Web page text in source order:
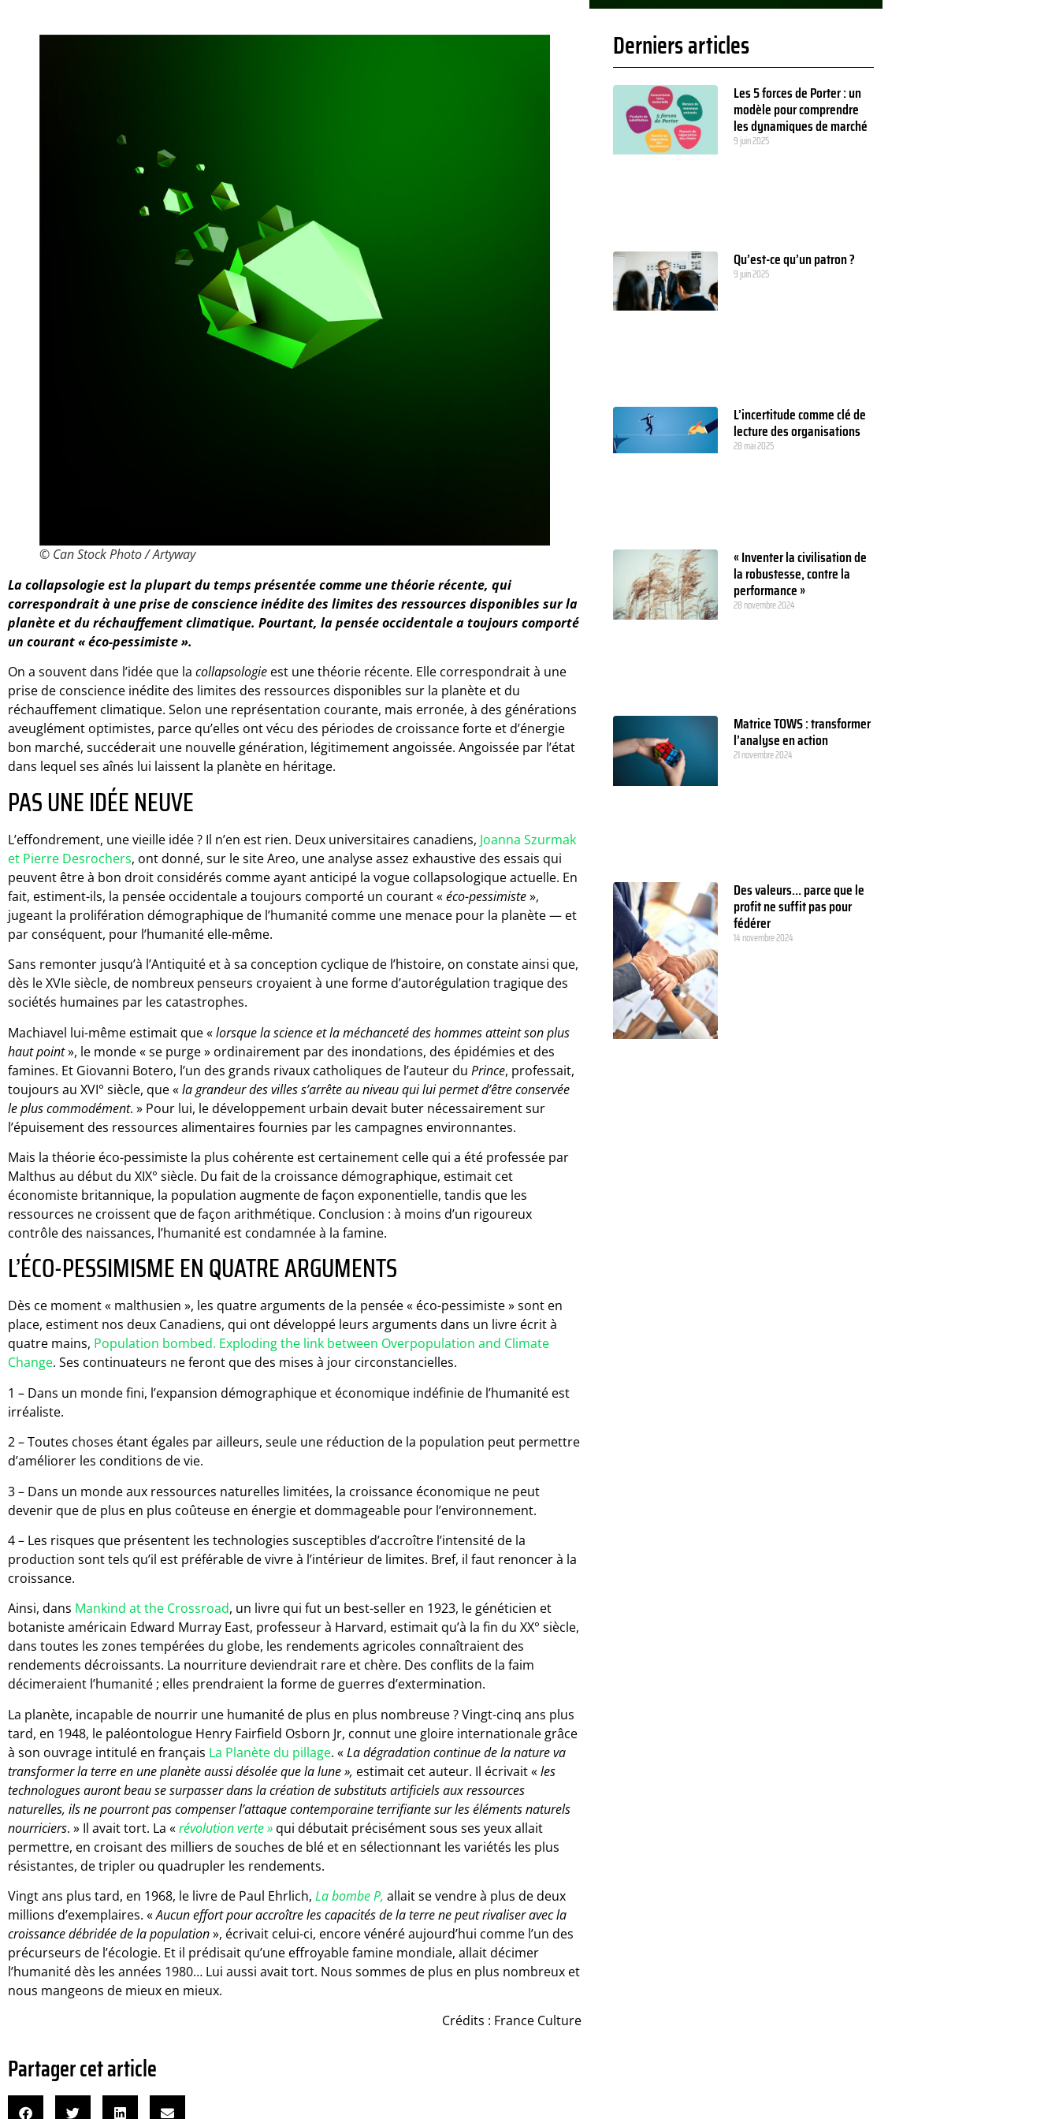
© Can Stock Photo / Artyway
La collapsologie est la plupart du temps présentée comme une théorie récente, qui
correspondrait à une prise de conscience inédite des limites des ressources disponibles sur la
planète et du réchauffement climatique. Pourtant, la pensée occidentale a toujours comporté
un courant « éco-pessimiste ».
On a souvent dans l’idée que la collapsologie est une théorie récente. Elle correspondrait à une
prise de conscience inédite des limites des ressources disponibles sur la planète et du
réchauffement climatique. Selon une représentation courante, mais erronée, à des générations
aveuglément optimistes, parce qu’elles ont vécu des périodes de croissance forte et d’énergie
bon marché, succéderait une nouvelle génération, légitimement angoissée. Angoissée par l’état
dans lequel ses aînés lui laissent la planète en héritage.
PAS UNE IDÉE NEUVE
L’effondrement, une vieille idée ? Il n’en est rien. Deux universitaires canadiens, Joanna Szurmak
et Pierre Desrochers, ont donné, sur le site Areo, une analyse assez exhaustive des essais qui
peuvent être à bon droit considérés comme ayant anticipé la vogue collapsologique actuelle. En
fait, estiment-ils, la pensée occidentale a toujours comporté un courant «éco-pessimiste»,
jugeant la prolifération démographique de l’humanité comme une menace pour la planète — et
par conséquent, pour l’humanité elle-même.
Sans remonter jusqu’à l’Antiquité et à sa conception cyclique de l’histoire, on constate ainsi que,
dès le XVIe siècle, de nombreux penseurs croyaient à une forme d’autorégulation tragique des
sociétés humaines par les catastrophes.
Machiavel lui-même estimait que «lorsque la science et la méchanceté des hommes atteint son plus
haut point», le monde « se purge » ordinairement par des inondations, des épidémies et des
famines. Et Giovanni Botero, l’un des grands rivaux catholiques de l’auteur du Prince, professait,
toujours au XVI° siècle, que «la grandeur des villes s’arrête au niveau qui lui permet d’être conservée
le plus commodément. » Pour lui, le développement urbain devait buter nécessairement sur
l’épuisement des ressources alimentaires fournies par les campagnes environnantes.
Mais la théorie éco-pessimiste la plus cohérente est certainement celle qui a été professée par
Malthus au début du XIX° siècle. Du fait de la croissance démographique, estimait cet
économiste britannique, la population augmente de façon exponentielle, tandis que les
ressources ne croissent que de façon arithmétique. Conclusion : à moins d’un rigoureux
contrôle des naissances, l’humanité est condamnée à la famine.
L’ÉCO-PESSIMISME EN QUATRE ARGUMENTS
Dès ce moment « malthusien », les quatre arguments de la pensée « éco-pessimiste » sont en
place, estiment nos deux Canadiens, qui ont développé leurs arguments dans un livre écrit à
quatre mains, Population bombed. Exploding the link between Overpopulation and Climate
Change. Ses continuateurs ne feront que des mises à jour circonstancielles.
1 – Dans un monde fini, l’expansion démographique et économique indéfinie de l’humanité est
irréaliste.
2 – Toutes choses étant égales par ailleurs, seule une réduction de la population peut permettre
d’améliorer les conditions de vie.
3 – Dans un monde aux ressources naturelles limitées, la croissance économique ne peut
devenir que de plus en plus coûteuse en énergie et dommageable pour l’environnement.
4 – Les risques que présentent les technologies susceptibles d’accroître l’intensité de la
production sont tels qu’il est préférable de vivre à l’intérieur de limites. Bref, il faut renoncer à la
croissance.
Ainsi, dans Mankind at the Crossroad, un livre qui fut un best-seller en 1923, le généticien et
botaniste américain Edward Murray East, professeur à Harvard, estimait qu’à la fin du XX° siècle,
dans toutes les zones tempérées du globe, les rendements agricoles connaîtraient des
rendements décroissants. La nourriture deviendrait rare et chère. Des conflits de la faim
décimeraient l’humanité ; elles prendraient la forme de guerres d’extermination.
La planète, incapable de nourrir une humanité de plus en plus nombreuse ? Vingt-cinq ans plus
tard, en 1948, le paléontologue Henry Fairfield Osborn Jr, connut une gloire internationale grâce
à son ouvrage intitulé en français La Planète du pillage. «La dégradation continue de la nature va
transformer la terre en une planète aussi désolée que la lune », estimait cet auteur. Il écrivait «les
technologues auront beau se surpasser dans la création de substituts artificiels aux ressources
naturelles, ils ne pourront pas compenser l’attaque contemporaine terrifiante sur les éléments naturels
nourriciers. » Il avait tort. La «révolution verte » qui débutait précisément sous ses yeux allait
permettre, en croisant des milliers de souches de blé et en sélectionnant les variétés les plus
résistantes, de tripler ou quadrupler les rendements.
Vingt ans plus tard, en 1968, le livre de Paul Ehrlich, La bombe P, allait se vendre à plus de deux
millions d’exemplaires. «Aucun effort pour accroître les capacités de la terre ne peut rivaliser avec la
croissance débridée de la population», écrivait celui-ci, encore vénéré aujourd’hui comme l’un des
précurseurs de l’écologie. Et il prédisait qu’une effroyable famine mondiale, allait décimer
l’humanité dès les années 1980… Lui aussi avait tort. Nous sommes de plus en plus nombreux et
nous mangeons de mieux en mieux.
Crédits : France Culture
Partager cet article
Derniers articles
Les 5 forces de Porter : un
modèle pour comprendre
les dynamiques de marché
9 juin 2025
Qu’est-ce qu’un patron ?
9 juin 2025
L’incertitude comme clé de
lecture des organisations
28 mai 2025
« Inventer la civilisation de
la robustesse, contre la
performance »
28 novembre 2024
Matrice TOWS : transformer
l’analyse en action
21 novembre 2024
Des valeurs… parce que le
profit ne suffit pas pour
fédérer
14 novembre 2024